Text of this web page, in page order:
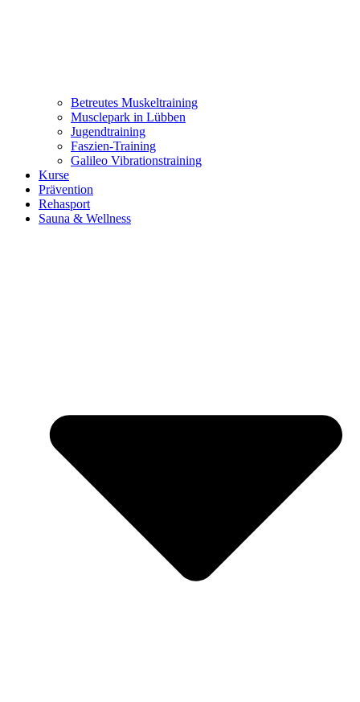
Betreutes Muskeltraining
Musclepark in Lübben
Jugendtraining
Faszien-Training
Galileo Vibrationstraining
Kurse
Prävention
Rehasport
Sauna & Wellness